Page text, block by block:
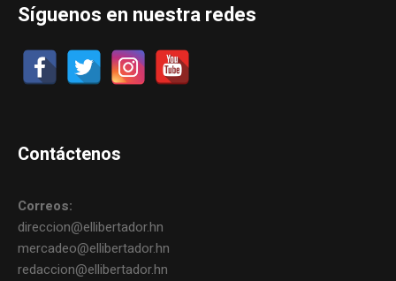
Síguenos en nuestra redes
Contáctenos
Correos:
direccion@ellibertador.hn
mercadeo@ellibertador.hn
redaccion@ellibertador.hn